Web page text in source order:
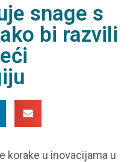
snage s
bi razvili
korake u inovacijama u